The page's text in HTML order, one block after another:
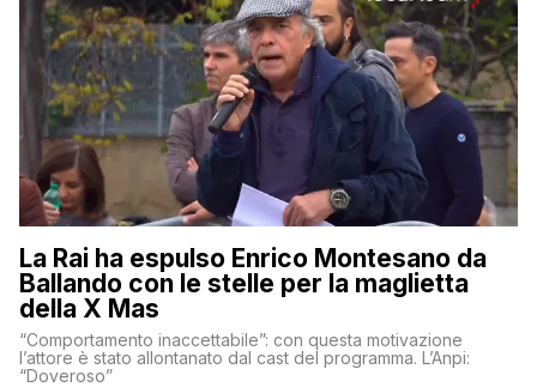
La Rai ha espulso Enrico Montesano da
Ballando con le stelle per la maglietta
della X Mas
“Comportamento inaccettabile”: con questa motivazione
l’attore è stato allontanato dal cast del programma. L’Anpi:
“Doveroso”